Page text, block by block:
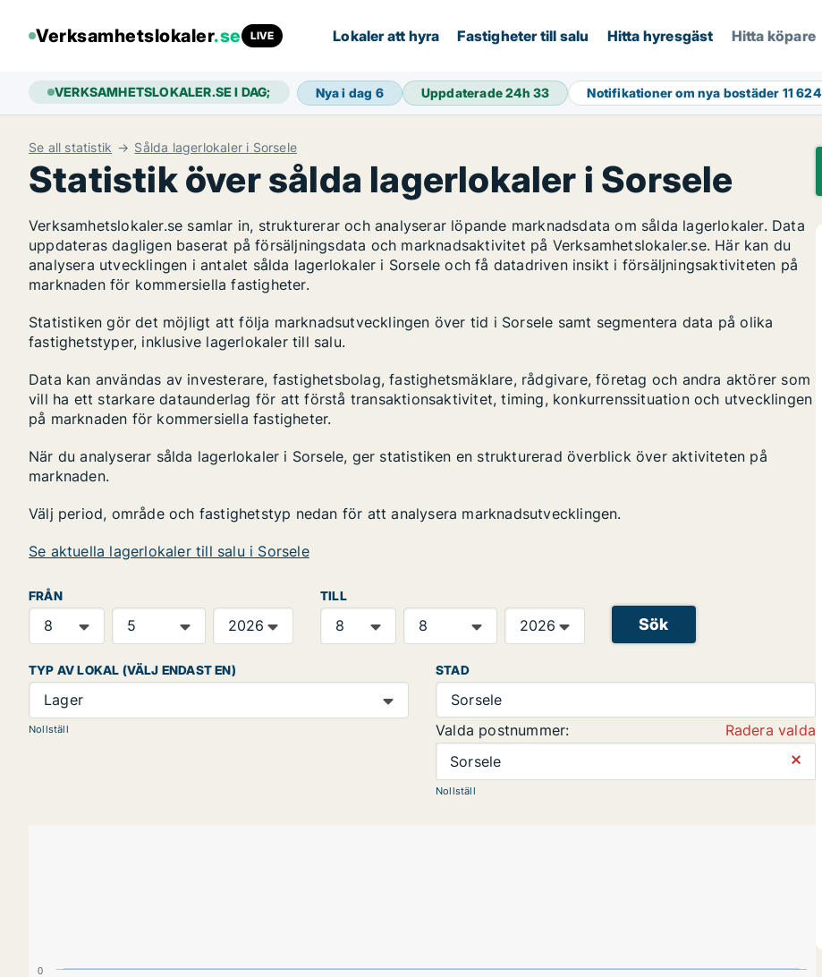
Verksamhetslokaler.se LIVE Lokaler att hyra Fastigheter till salu Hitta hyresgäst Hitta köpare
VERKSAMHETSLOKALER.SE I DAG; Nya i dag 6 Uppdaterade 24h33 Notifikationer om nya bostäder 11 624
Se all statistik Sålda lagerlokaler i Sorsele
Statistik över sålda lagerlokaler i Sorsele
Verksamhetslokaler.se samlar in, strukturerar och analyserar löpande marknadsdata om sålda lagerlokaler. Data
uppdateras dagligen baserat på försäljningsdata och marknadsaktivitet på Verksamhetslokaler.se. Här kan du
analysera utvecklingen i antalet sålda lagerlokaler i Sorsele och få datadriven insikt i försäljningsaktiviteten på
marknaden för kommersiella fastigheter.
Statistiken gör det möjligt att följa marknadsutvecklingen över tid i Sorsele samt segmentera data på olika
fastighetstyper, inklusive lagerlokaler till salu.
Data kan användas av investerare, fastighetsbolag, fastighetsmäklare, rådgivare, företag och andra aktörer som
vill ha ett starkare dataunderlag för att förstå transaktionsaktivitet, timing, konkurrenssituation och utvecklingen
på marknaden för kommersiella fastigheter.
När du analyserar sålda lagerlokaler i Sorsele, ger statistiken en strukturerad överblick över aktiviteten på
marknaden.
Välj period, område och fastighetstyp nedan för att analysera marknadsutvecklingen.
Se aktuella lagerlokaler till salu i Sorsele
FRÅN TILL
Sök
TYP AV LOKAL (VÄLJ ENDAST EN)
Lager
Nollställ
STAD
Sorsele
Valda postnummer:
Radera valda
Sorsele
⨯
Nollställ
0